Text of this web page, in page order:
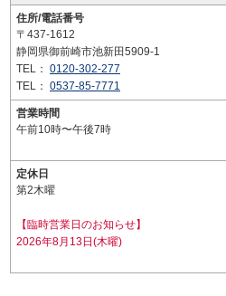
住所/電話番号
〒437-1612
静岡県御前崎市池新田5909-1
TEL： 0120-302-277
TEL： 0537-85-7771
営業時間
午前10時〜午後7時
定休日
第2木曜
【臨時営業日のお知らせ】
2026年8月13日(木曜)